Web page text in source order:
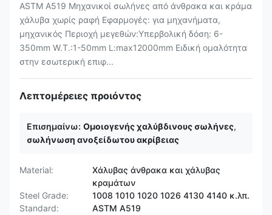
ASTM A519 Μηχανικοί σωλήνες από άνθρακα και κράμα
χάλυβα χωρίς ραφή Εφαρμογές: για μηχανήματα,
μηχανικός Περιοχή μεγεθών:Υπερβολική δόση: 6-
350mm W.T.:1-50mm L:max12000mm Ειδική ομαλότητα
στην εσωτερική επιφ...
Λεπτομέρειες προιόντος
Επισημαίνω: Ομοιογενής χαλύβδινους σωλήνες,
σωλήνωση ανοξείδωτου ακρίβειας
Material:
Χάλυβας άνθρακα και χάλυβας
κραμάτων
Steel Grade:
1008 1010 1020 1026 4130 4140 κ.λπ.
Standard:
ASTM A519